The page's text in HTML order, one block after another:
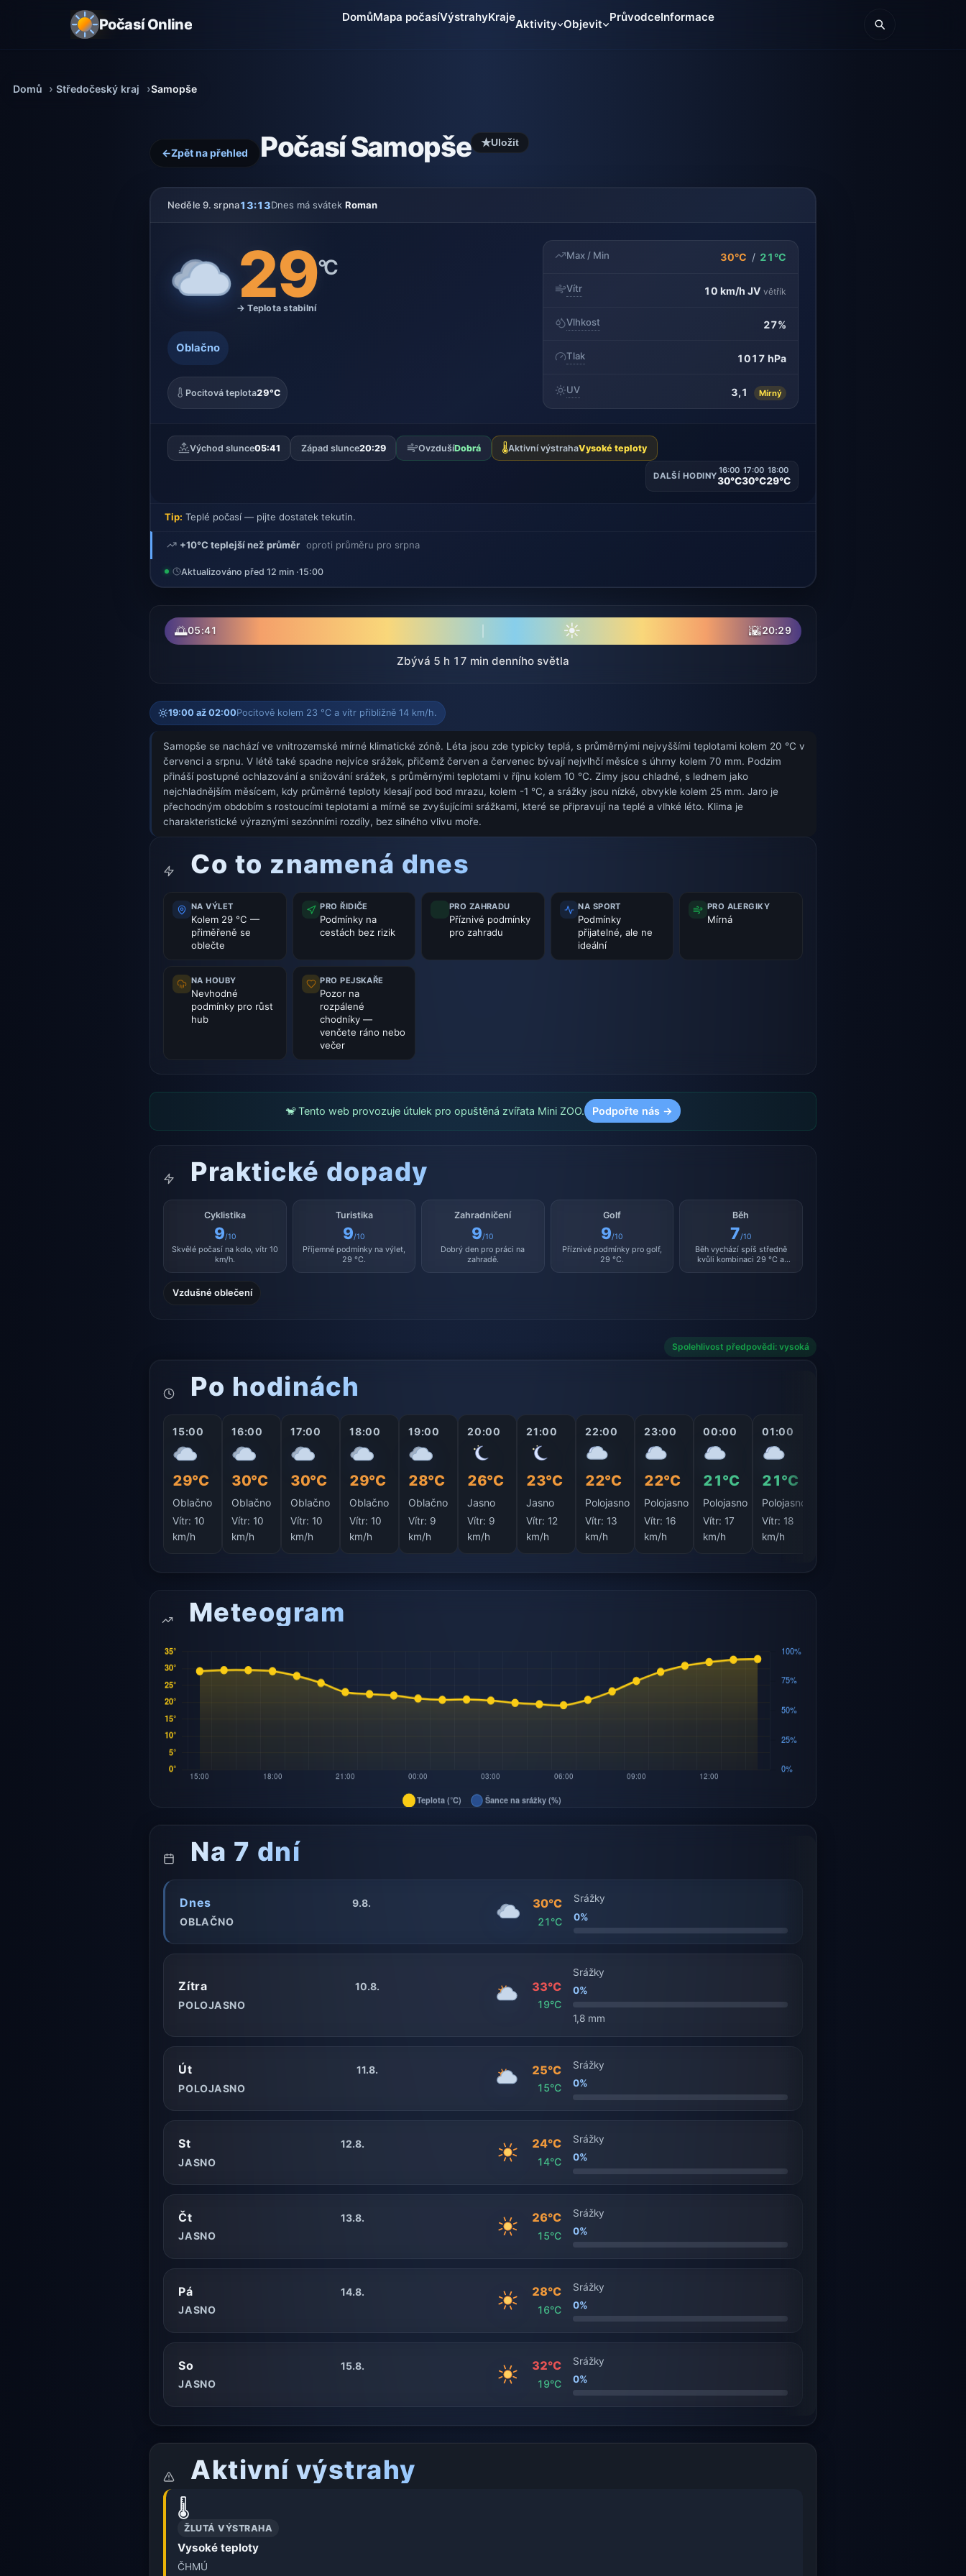
Počasí Online DomůMapa počasíVýstrahyKraje
Aktivity Objevit
PrůvodceInformace
Domů Středočeský kraj Samopše
←Zpět na přehled Počasí Samopše ★Uložit
Neděle 9. srpna13:13Dnes má svátek Roman
29°C
→ Teplota stabilní
Oblačno
Pocitová teplota29°C
Max / Min 30°C / 21°C
Vítr 10 km/h JV větřík
Vlhkost 27%
Tlak 1017 hPa
UV 3,1 Mírný
Východ slunce05:41 Západ slunce20:29 OvzdušíDobrá 🌡️Aktivní výstrahaVysoké teploty
DALŠÍ HODINY
16:00
30°C
17:00
30°C
18:00
29°C
Tip: Teplé počasí — pijte dostatek tekutin.
+10°C teplejší než průměr oproti průměru pro srpna
Aktualizováno před 12 min ·15:00
🌅05:41 ☀ 🌇20:29
Zbývá 5 h 17 min denního světla
19:00 až 02:00Pocitově kolem 23 °C a vítr přibližně 14 km/h.
Samopše se nachází ve vnitrozemské mírné klimatické zóně. Léta jsou zde typicky teplá, s průměrnými nejvyššími teplotami kolem 20 °C v
červenci a srpnu. V létě také spadne nejvíce srážek, přičemž červen a červenec bývají nejvlhčí měsíce s úhrny kolem 70 mm. Podzim
přináší postupné ochlazování a snižování srážek, s průměrnými teplotami v říjnu kolem 10 °C. Zimy jsou chladné, s lednem jako
nejchladnějším měsícem, kdy průměrné teploty klesají pod bod mrazu, kolem -1 °C, a srážky jsou nízké, obvykle kolem 25 mm. Jaro je
přechodným obdobím s rostoucími teplotami a mírně se zvyšujícími srážkami, které se připravují na teplé a vlhké léto. Klima je
charakteristické výraznými sezónními rozdíly, bez silného vlivu moře.
Co to znamená dnes
NA VÝLET
Kolem 29 °C —
přiměřeně se
oblečte
PRO ŘIDIČE
Podmínky na
cestách bez rizik
PRO ZAHRADU
Příznivé podmínky
pro zahradu
NA SPORT
Podmínky
přijatelné, ale ne
ideální
PRO ALERGIKY
Mírná
NA HOUBY
Nevhodné
podmínky pro růst
hub
PRO PEJSKAŘE
Pozor na
rozpálené
chodníky —
venčete ráno nebo
večer
🐒 Tento web provozuje útulek pro opuštěná zvířata Mini ZOO. Podpořte nás →
Praktické dopady
Cyklistika
9/10
Skvělé počasí na kolo, vítr 10
km/h.
Turistika
9/10
Příjemné podmínky na výlet,
29 °C.
Zahradničení
9/10
Dobrý den pro práci na
zahradě.
Golf
9/10
Příznivé podmínky pro golf,
29 °C.
Běh
7/10
Běh vychází spíš středně
kvůli kombinaci 29 °C a
Vzdušné oblečení
Spolehlivost předpovědi: vysoká
Po hodinách
15:00
29°C
Oblačno
Vítr:10
km/h
16:00
30°C
Oblačno
Vítr:10
km/h
17:00
30°C
Oblačno
Vítr:10
km/h
18:00
29°C
Oblačno
Vítr:10
km/h
19:00
28°C
Oblačno
Vítr: 9
km/h
20:00
26°C
Jasno
Vítr: 9
km/h
21:00
23°C
Jasno
Vítr:12
km/h
22:00
22°C
Polojasno
Vítr:13
km/h
23:00
22°C
Polojasno
Vítr:16
km/h
00:00
21°C
Polojasno
Vítr:17
km/h
01:00
21°C
Polojasno
Vítr: 18
km/h
Meteogram
Na 7 dní
Dnes
9.8.
OBLAČNO
30°C
21°C
Srážky
0%
Zítra
10.8.
POLOJASNO
33°C
19°C
Srážky
0%
1,8 mm
Út
11.8.
POLOJASNO
25°C
15°C
Srážky
0%
St
12.8.
JASNO
24°C
14°C
Srážky
0%
Čt
13.8.
JASNO
26°C
15°C
Srážky
0%
Pá
14.8.
JASNO
28°C
16°C
Srážky
0%
So
15.8.
JASNO
32°C
19°C
Srážky
0%
Aktivní výstrahy
🌡️
ŽLUTÁ VÝSTRAHA
Vysoké teploty
ČHMÚ